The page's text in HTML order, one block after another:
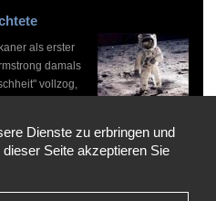
als erster
damals
vollzog,
Dienste zu erbringen und
Seite akzeptieren Sie